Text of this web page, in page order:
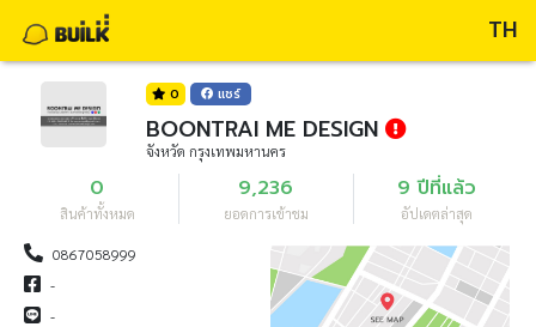
TH
0 แชร์
BOONTRAI ME DESIGN
จังหวัด กรุงเทพมหานคร
0
สินค้าทั้งหมด
9,236
ยอดการเข้าชม
9 ปีที่แล้ว
อัปเดตล่าสุด
0867058999
-
-